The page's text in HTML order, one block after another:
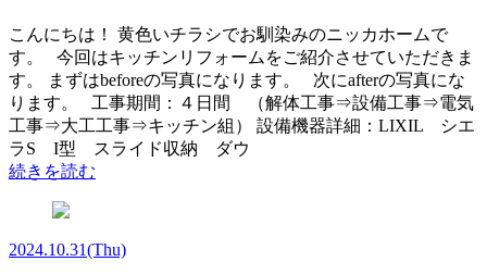
こんにちは！ 黄色いチラシでお馴染みのニッカホームで
す。 今回はキッチンリフォームをご紹介させていただきま
す。 まずはbeforeの写真になります。 次にafterの写真にな
ります。 工事期間：４日間 （解体工事⇒設備工事⇒電気
工事⇒大工工事⇒キッチン組） 設備機器詳細：LIXIL シエ
ラS I型 スライド収納 ダウ
続きを読む
2024.10.31(Thu)